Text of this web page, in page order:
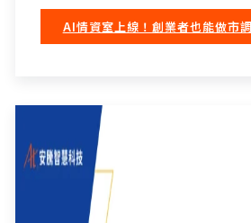
AI情資室上線！創業者也能做市調